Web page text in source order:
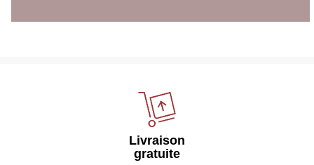
Livraison
gratuite